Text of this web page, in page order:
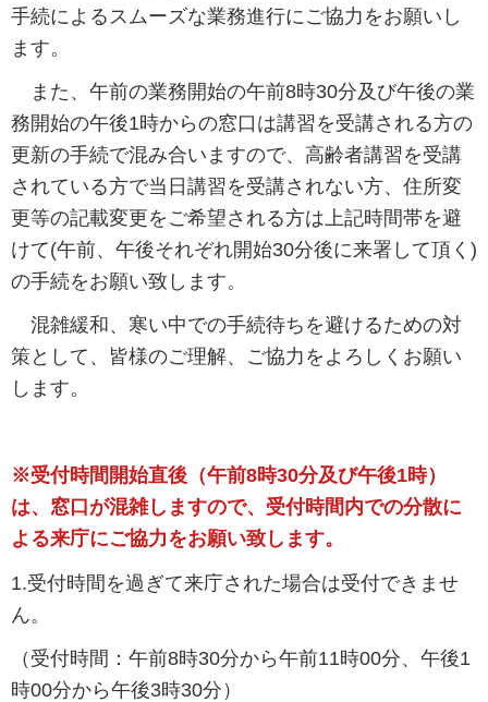
手続によるスムーズな業務進行にご協力をお願いし
ます。
また、午前の業務開始の午前8時30分及び午後の業
務開始の午後1時からの窓口は講習を受講される方の
更新の手続で混み合いますので、高齢者講習を受講
されている方で当日講習を受講されない方、住所変
更等の記載変更をご希望される方は上記時間帯を避
けて(午前、午後それぞれ開始30分後に来署して頂く)
の手続をお願い致します。
混雑緩和、寒い中での手続待ちを避けるための対
策として、皆様のご理解、ご協力をよろしくお願い
します。
※受付時間開始直後（午前8時30分及び午後1時）
は、窓口が混雑しますので、受付時間内での分散に
よる来庁にご協力をお願い致します。
1.受付時間を過ぎて来庁された場合は受付できませ
ん。
（受付時間：午前8時30分から午前11時00分、午後1
時00分から午後3時30分）